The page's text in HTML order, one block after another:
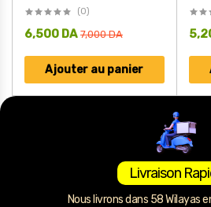
(0)
7,000DA
6,500 DA
Ajouter au panier
Livraison
Nous livrons dans 58 Wilayas